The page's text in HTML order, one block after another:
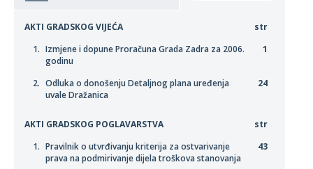
AKTI GRADSKOG VIJEĆA
str
1
Izmjene i dopune Proračuna Grada Zadra za 2006.
godinu
24
Odluka o donošenju Detaljnog plana uređenja
uvale Dražanica
AKTI GRADSKOG POGLAVARSTVA
str
43
Pravilnik o utvrđivanju kriterija za ostvarivanje
prava na podmirivanje dijela troškova stanovanja